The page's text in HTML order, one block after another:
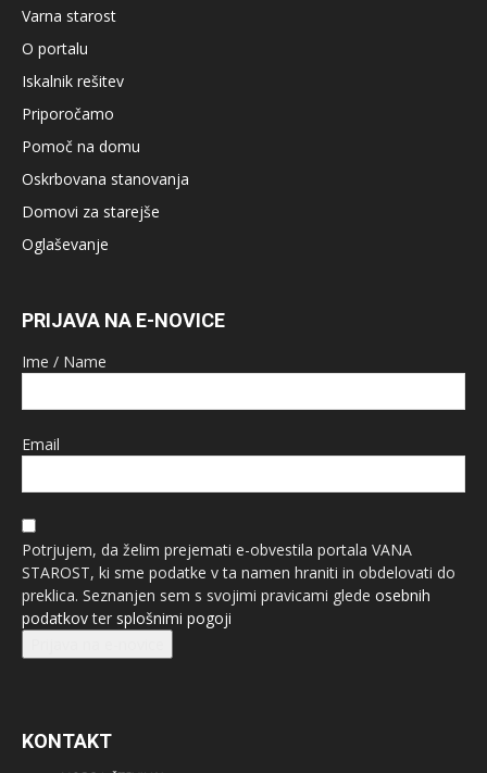
Varna starost
O portalu
Iskalnik rešitev
Priporočamo
Pomoč na domu
Oskrbovana stanovanja
Domovi za starejše
Oglaševanje
PRIJAVA NA E-NOVICE
Ime / Name
Email
Potrjujem, da želim prejemati e-obvestila portala VANA
STAROST, ki sme podatke v ta namen hraniti in obdelovati do
preklica. Seznanjen sem s svojimi pravicami glede osebnih
podatkovter splošnimi pogoji
KONTAKT